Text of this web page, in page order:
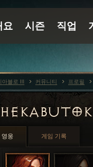
영웅 게임 기록
아블로 III 커뮤니티 프로필